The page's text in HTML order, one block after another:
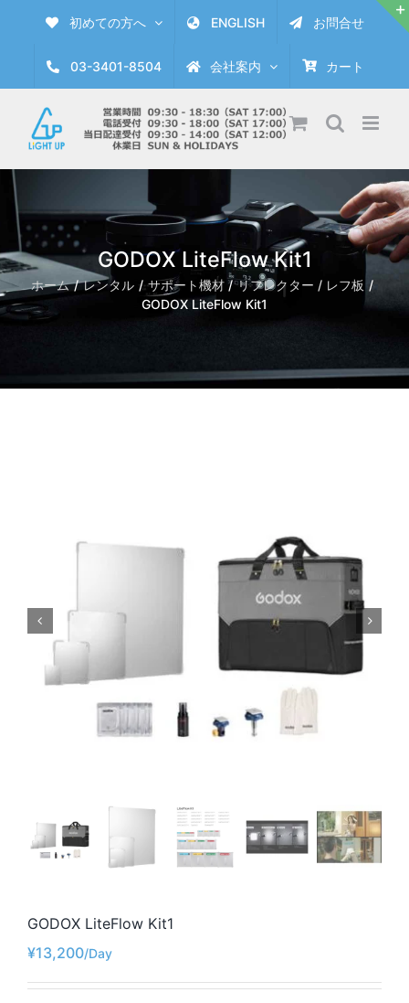
初めての方へ ENGLISH お問合せ
03-3401-8504 会社案内 カート
GODOX LiteFlow Kit1
ホーム レンタル サポート機材
リフレクター / レフ板
GODOX LiteFlow Kit1
GODOX LiteFlow Kit1
¥13,200